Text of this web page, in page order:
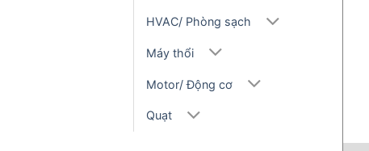
HVAC/ Phòng sạch
Máy thổi
Motor/ Động cơ
Quạt